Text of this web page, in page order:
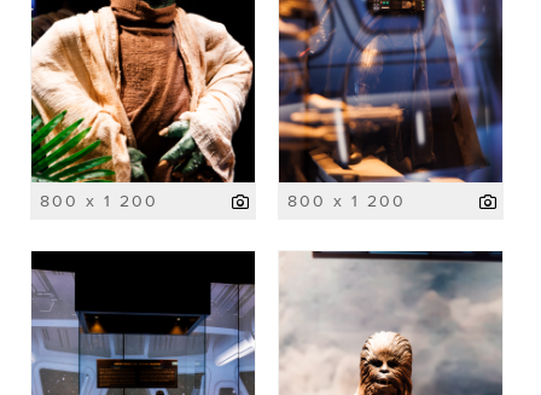
800 x 1 200 800 x 1 200